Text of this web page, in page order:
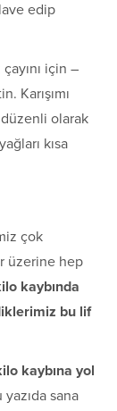
edip
için –
Karışımı
olarak
kısa
çok
üzerine hep
kaybında
bu lif
kaybına yol
sana